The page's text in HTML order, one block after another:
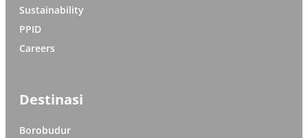
Sustainability
PPID
Careers
Destinasi
Borobudur